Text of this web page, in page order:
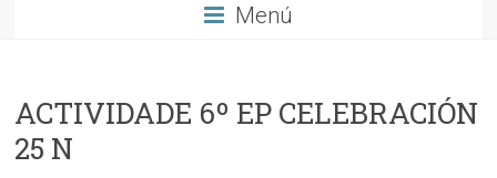
Menú
ACTIVIDADE 6º EP CELEBRACIÓN
25 N